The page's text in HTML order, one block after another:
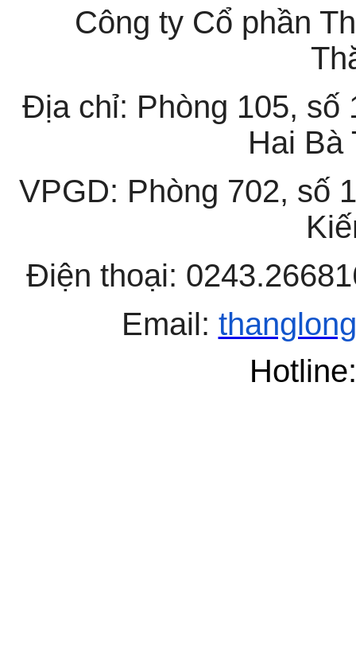
Công ty Cổ phần
Địa chỉ: Phòng 105, số
Hai Bà
VPGD: Phòng 702, số
Điện thoại:
Email: